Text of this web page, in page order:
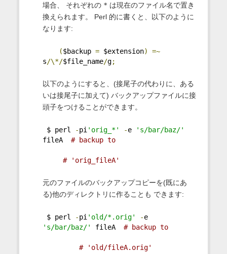
場合、 それぞれの * は現在のファイル名で置き
換えられます。 Perl 的に書くと、以下のように
なります:
($backup = $extension)
=~
s/\*/$file_name/g;
以下のようにすると、(接尾子の代わりに、ある
いは接尾子に加えて) バックアップファイルに接
頭子をつけることができます。
$ perl -pi 'orig_*' -e
's/bar/baz/'
fileA # backup to
# 'orig_fileA'
元のファイルのバックアップコピーを(既にあ
る)他のディレクトリに作ることも できます:
$ perl -pi 'old/*.orig' -
e
's/bar/baz/'
fileA # backup to
# 'old/fileA.orig'